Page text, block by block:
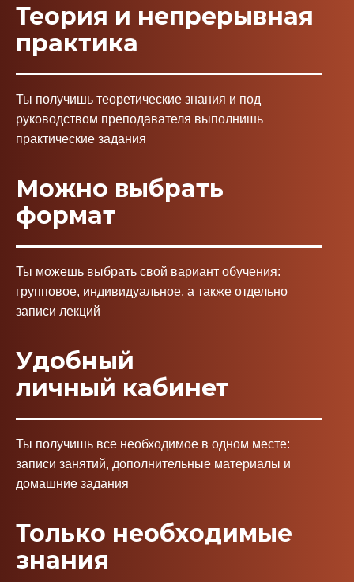
Теория и непрерывная
практика
Ты получишь теоретические знания и под
руководством преподавателя выполнишь
практические задания
Можно выбрать
формат
Ты можешь выбрать свой вариант обучения:
групповое, индивидуальное, а также отдельно
записи лекций
Удобный
личный кабинет
Ты получишь все необходимое в одном месте:
записи занятий, дополнительные материалы и
домашние задания
Только необходимые
знания